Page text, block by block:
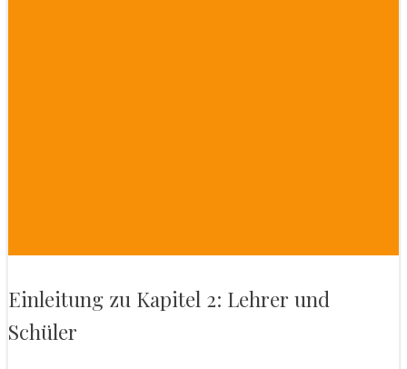
Einleitung zu Kapitel 2: Lehrer und
Schüler